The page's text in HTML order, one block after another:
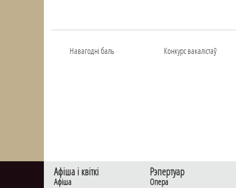
Навагоднi баль
Конкурс вакалiстаў
Афiша i квiткi
Афiша
Рэпертуар
Опера